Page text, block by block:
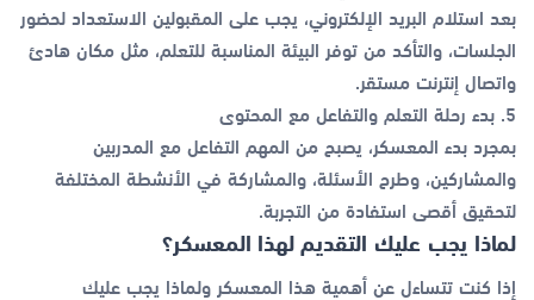
بعد استلام البريد الإلكتروني، يجب على المقبولين الاستعداد لحضور
الجلسات، والتأكد من توفر البيئة المناسبة للتعلم، مثل مكان هادئ
واتصال إنترنت مستقر.
5. بدء رحلة التعلم والتفاعل مع المحتوى
بمجرد بدء المعسكر، يصبح من المهم التفاعل مع المدربين
والمشاركين، وطرح الأسئلة، والمشاركة في الأنشطة المختلفة
لتحقيق أقصى استفادة من التجربة.
لماذا يجب عليك التقديم لهذا المعسكر؟
إذا كنت تتساءل عن أهمية هذا المعسكر ولماذا يجب عليك